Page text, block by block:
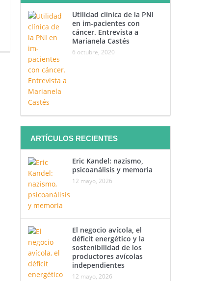
Utilidad clínica de la PNI
en im-pacientes con
cáncer. Entrevista a
Marianela Castés
6 octubre, 2020
ARTÍCULOS RECIENTES
Eric Kandel: nazismo,
psicoanálisis y memoria
12 mayo, 2026
El negocio avícola, el
déficit energético y la
sostenibilidad de los
productores avícolas
independientes
12 mayo, 2026